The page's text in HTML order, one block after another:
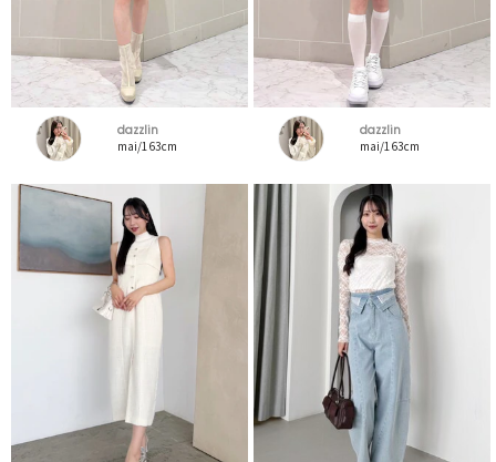
dazzlin
mai/163cm
dazzlin
mai/163cm